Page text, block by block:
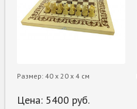
Размер: 40 х 20 х 4 см
Цена: 5400 руб.